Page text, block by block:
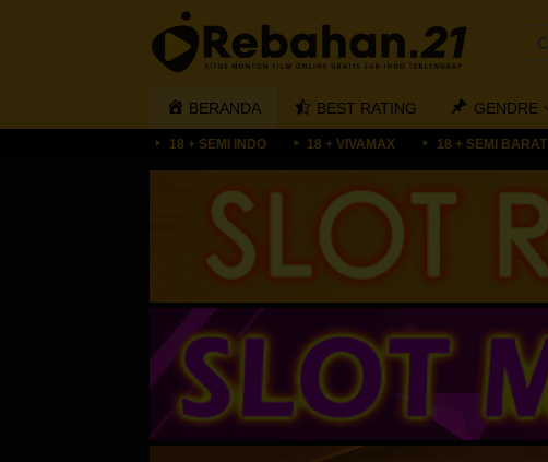
BERANDA BEST RATING GENDRE
18 + SEMI INDO 18 + VIVAMAX 18 + SEMI BARAT